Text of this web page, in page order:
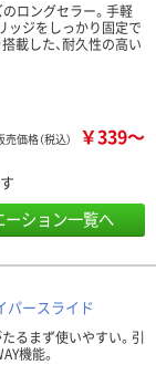
ロングセラー。手軽
ッジをしっかり固定で
載した、耐久性の高い
売価格（税込） ￥339～
ーション一覧へ
パースライド
るまず使いやすい。引
機能。